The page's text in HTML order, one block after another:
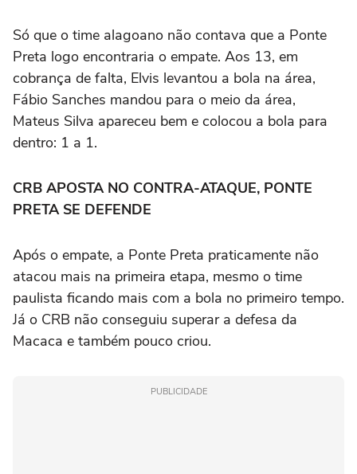
Só que o time alagoano não contava que a Ponte
Preta logo encontraria o empate. Aos 13, em
cobrança de falta, Elvis levantou a bola na área,
Fábio Sanches mandou para o meio da área,
Mateus Silva apareceu bem e colocou a bola para
dentro: 1 a 1.
CRB APOSTA NO CONTRA-ATAQUE, PONTE
PRETA SE DEFENDE
Após o empate, a Ponte Preta praticamente não
atacou mais na primeira etapa, mesmo o time
paulista ficando mais com a bola no primeiro tempo.
Já o CRB não conseguiu superar a defesa da
Macaca e também pouco criou.
PUBLICIDADE